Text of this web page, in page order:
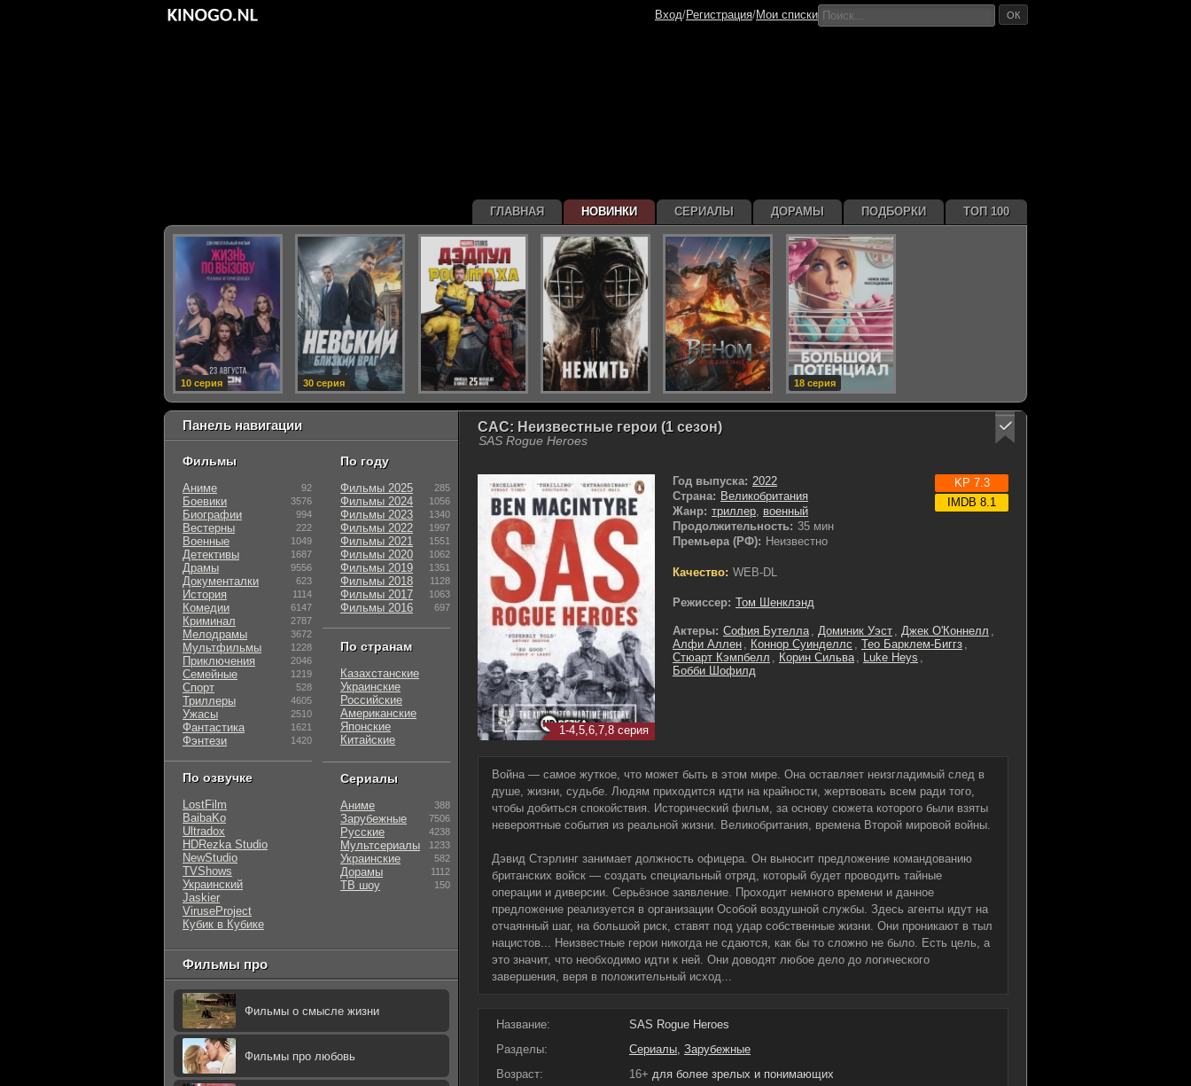
САС: Неизвестные герои (1 сезон)
SAS Rogue Heroes
1-4,5,6,7,8 серия
KP 7.3
IMDB 8.1
Год выпуска: 2022
Страна: Великобритания
Жанр: триллер, военный
Продолжительность: 35 мин
Премьера (РФ): Неизвестно
Качество: WEB-DL
Режиссер: Том Шенклэнд
Актеры: София Бутелла , Доминик Уэст , Джек О'Коннелл ,
Алфи Аллен , Коннор Суинделлс , Тео Барклем-Биггз ,
Стюарт Кэмпбелл , Корин Сильва , Luke Heys ,
Бобби Шофилд
Война — самое жуткое, что может быть в этом мире. Она оставляет неизгладимый след в
душе, жизни, судьбе. Людям приходится идти на крайности, жертвовать всем ради того,
чтобы добиться спокойствия. Исторический фильм, за основу сюжета которого были взяты
невероятные события из реальной жизни. Великобритания, времена Второй мировой войны.
Дэвид Стэрлинг занимает должность офицера. Он выносит предложение командованию
британских войск — создать специальный отряд, который будет проводить тайные
операции и диверсии. Серьёзное заявление. Проходит немного времени и данное
предложение реализуется в организации Особой воздушной службы. Здесь агенты идут на
отчаянный шаг, на большой риск, ставят под удар собственные жизни. Они проникают в тыл
нацистов... Неизвестные герои никогда не сдаются, как бы то сложно не было. Есть цель, а
это значит, что необходимо идти к ней. Они доводят любое дело до логического
завершения, веря в положительный исход...
Название:
SAS Rogue Heroes
Разделы:
Сериалы, Зарубежные
Возраст:
16+ для более зрелых и понимающих
Панель навигации
Фильмы
Аниме 92
Боевики 3576
Биографии 994
Вестерны 222
Военные 1049
Детективы 1687
Драмы 9556
Документалки 623
История 1114
Комедии 6147
Криминал 2787
Мелодрамы 3672
Мультфильмы 1228
Приключения 2046
Семейные 1219
Спорт 528
Триллеры 4605
Ужасы 2510
Фантастика 1621
Фэнтези 1420
По озвучке
LostFilm
BaibaKo
Ultradox
HDRezka Studio
NewStudio
TVShows
Украинский
Jaskier
ViruseProject
Кубик в Кубике
По году
Фильмы 2025 285
Фильмы 2024 1056
Фильмы 2023 1340
Фильмы 2022 1997
Фильмы 2021 1551
Фильмы 2020 1062
Фильмы 2019 1351
Фильмы 2018 1128
Фильмы 2017 1063
Фильмы 2016 697
По странам
Казахстанские
Украинские
Российские
Американские
Японские
Китайские
Сериалы
Аниме 388
Зарубежные 7506
Русские 4238
Мультсериалы 1233
Украинские 582
Дорамы 1112
ТВ шоу 150
Фильмы про
Фильмы о смысле жизни
Фильмы про любовь
ГЛАВНАЯ НОВИНКИ СЕРИАЛЫ ДОРАМЫ ПОДБОРКИ ТОП 100
10 серия 30 серия 18 серия
Вход/Регистрация/Мои списки ОК